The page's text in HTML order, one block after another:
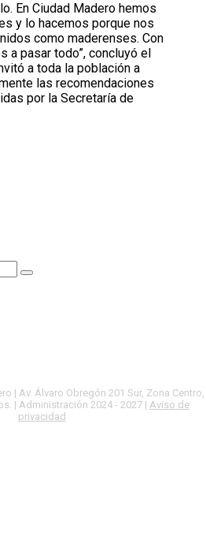
En Ciudad Madero hemos
y lo hacemos porque nos
como maderenses. Con
a pasar todo”, concluyó el
a toda la población a
las recomendaciones
por la Secretaría de
| Av. Álvaro Obregón 201 Sur, Zona Centro,
| Administración 2024 - 2027 | Aviso de
privacidad